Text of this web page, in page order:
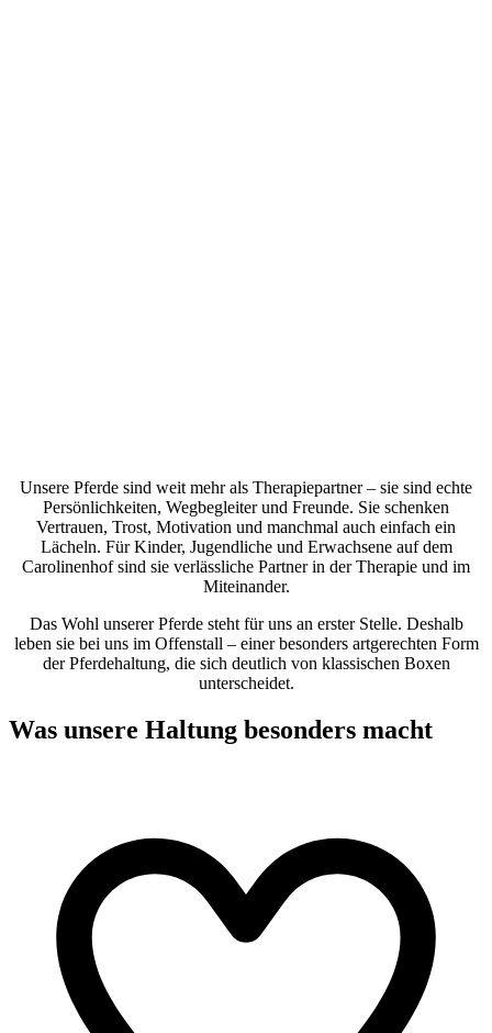
Unsere Pferde sind weit mehr als Therapiepartner – sie sind echte
Persönlichkeiten, Wegbegleiter und Freunde. Sie schenken
Vertrauen, Trost, Motivation und manchmal auch einfach ein
Lächeln. Für Kinder, Jugendliche und Erwachsene auf dem
Carolinenhof sind sie verlässliche Partner in der Therapie und im
Miteinander.
Das Wohl unserer Pferde steht für uns an erster Stelle. Deshalb
leben sie bei uns im Offenstall – einer besonders artgerechten Form
der Pferdehaltung, die sich deutlich von klassischen Boxen
unterscheidet.
Was unsere Haltung besonders macht